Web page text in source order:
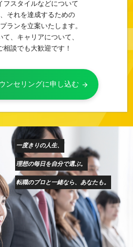
フスタイルなどについて
それを達成するための
ランを立案いたします。
て、キャリアについて、
相談でも大歓迎です！
ンセリングに申し込む arrow_forward
一度きりの人生、
理想の毎日を自分で選ぶ。
転職のプロと一緒なら、あなたも。